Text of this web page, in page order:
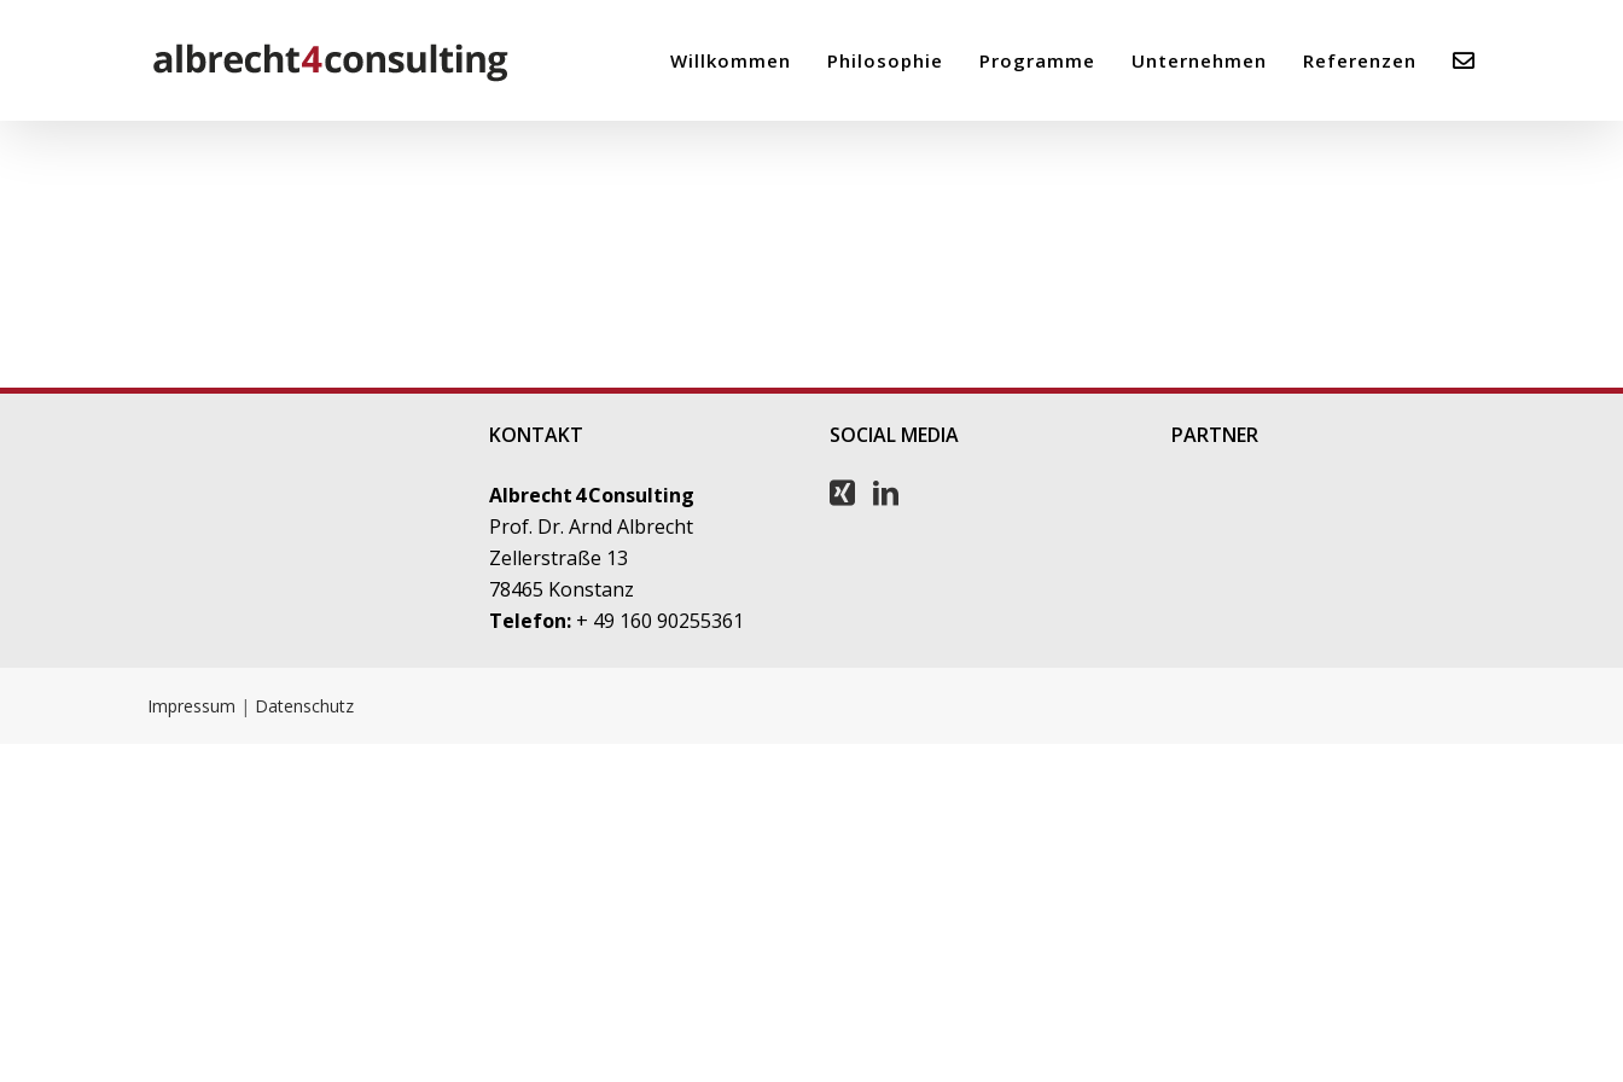
Willkommen Philosophie Programme Unternehmen Referenzen
KONTAKT
Albrecht 4 Consulting
Prof. Dr. Arnd Albrecht
Zellerstraße 13
78465 Konstanz
Telefon:+ 49 160 90255361
SOCIAL MEDIA PARTNER
Impressum | Datenschutz